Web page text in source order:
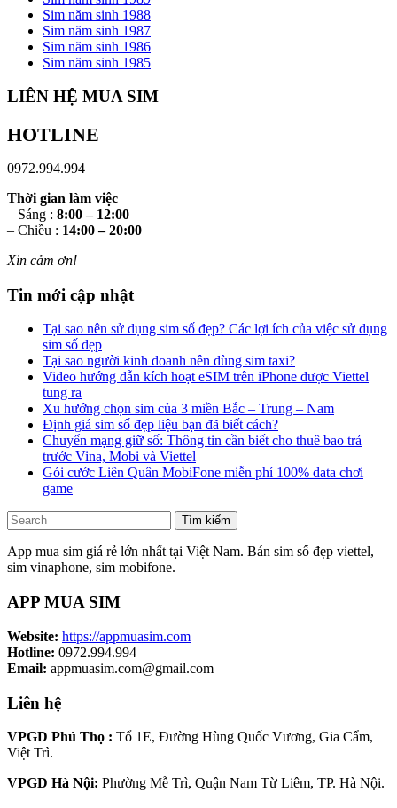
Sim năm sinh 1988
Sim năm sinh 1987
Sim năm sinh 1986
Sim năm sinh 1985
LIÊN HỆ MUA SIM
HOTLINE
0972.994.994
Thời gian làm việc
– Sáng : 8:00 – 12:00
– Chiều : 14:00 – 20:00
Xin cảm ơn!
Tin mới cập nhật
Tại sao nên sử dụng sim số đẹp? Các lợi ích của việc sử dụng
sim số đẹp
Tại sao người kinh doanh nên dùng sim taxi?
Video hướng dẫn kích hoạt eSIM trên iPhone được Viettel
tung ra
Xu hướng chọn sim của 3 miền Bắc – Trung – Nam
Định giá sim số đẹp liệu bạn đã biết cách?
Chuyển mạng giữ số: Thông tin cần biết cho thuê bao trả
trước Vina, Mobi và Viettel
Gói cước Liên Quân MobiFone miễn phí 100% data chơi
game
Tìm kiếm
App mua sim giá rẻ lớn nhất tại Việt Nam. Bán sim số đẹp viettel,
sim vinaphone, sim mobifone.
APP MUA SIM
Website: https://appmuasim.com
Hotline: 0972.994.994
Email: appmuasim.com@gmail.com
Liên hệ
VPGD Phú Thọ : Tổ 1E, Đường Hùng Quốc Vương, Gia Cẩm,
Việt Trì.
VPGD Hà Nội: Phường Mễ Trì, Quận Nam Từ Liêm, TP. Hà Nội.